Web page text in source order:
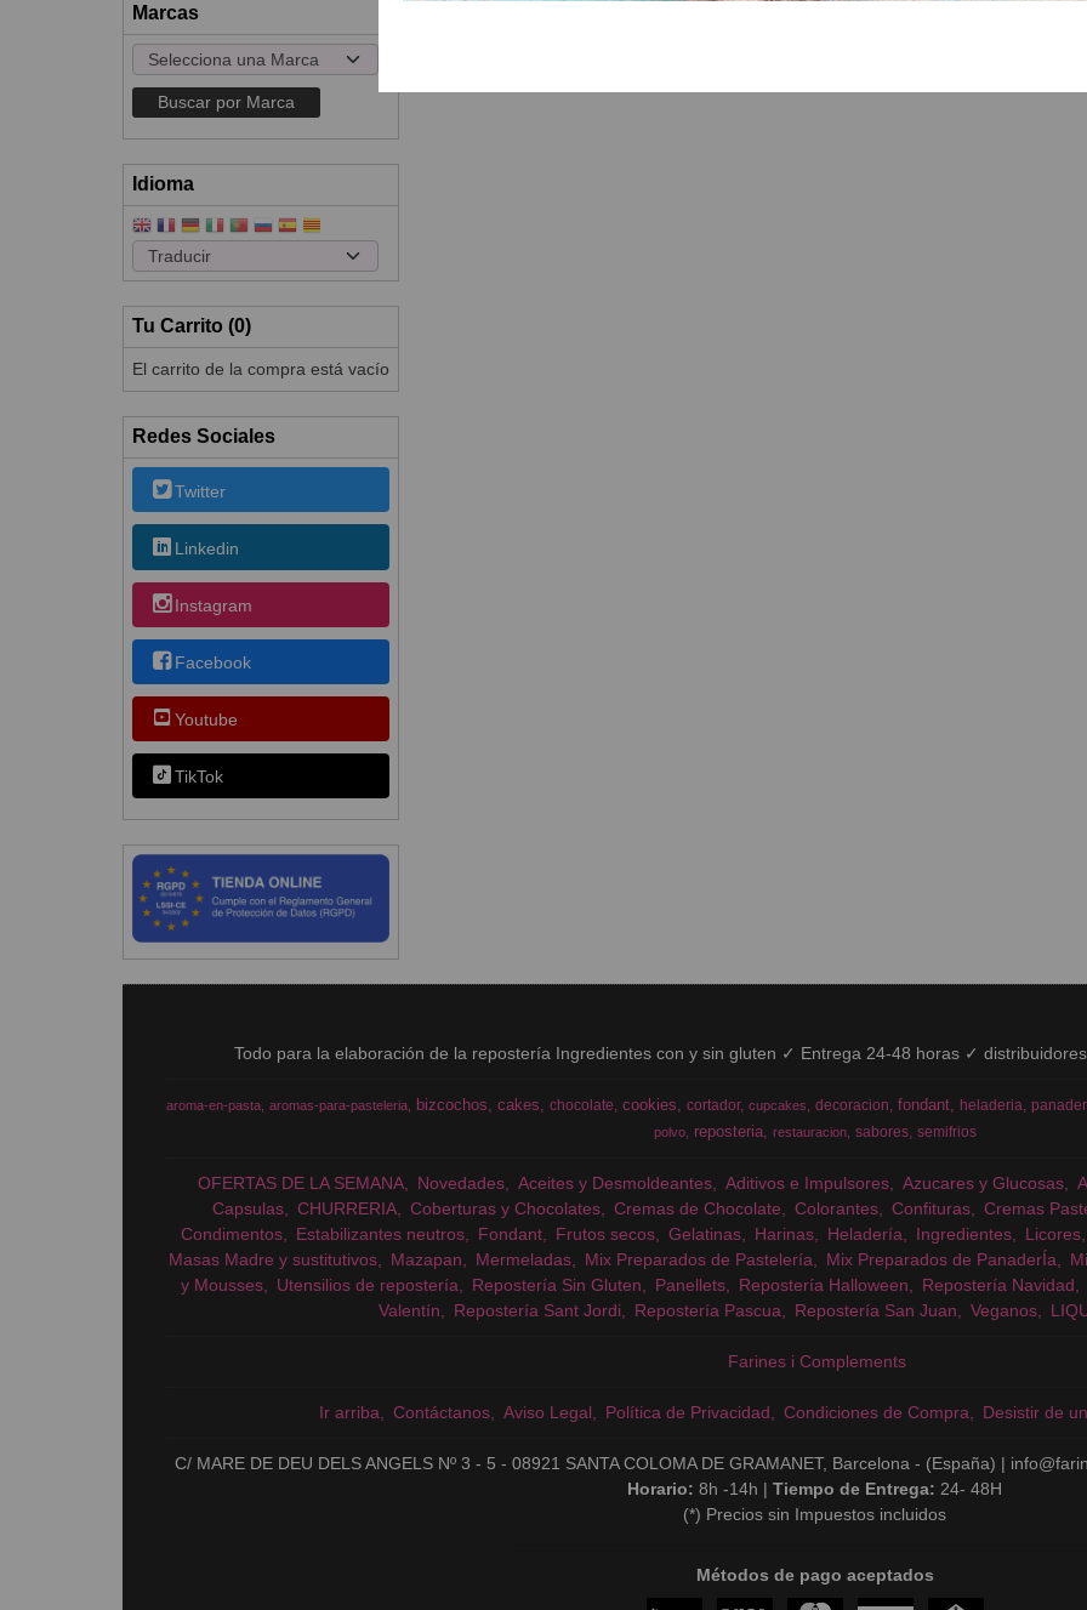
Marcas
Idioma
Tu Carrito (0)
El carrito de la compra está vacío
Redes Sociales
Twitter
Linkedin
Instagram
Facebook
Youtube
TikTok
Todo para la elaboración de la repostería Ingredientes con y sin gluten ✓ Entrega 24-48 horas ✓
aroma-en-pasta aromas-para-pasteleria bizcochos cakes chocolate cookies cortador cupcakes decoracion fondant heladeria
polvo
reposteria restauracion sabores semifrios
OFERTAS DE LA SEMANA Novedades Aceites y Desmoldeantes Aditivos e Impulsores Azucares y Glucosas
Capsulas
CHURRERIA Coberturas y Chocolates Cremas de Chocolate Colorantes Confituras Cremas
Condimentos
Estabilizantes neutros Fondant Frutos secos Gelatinas Harinas Heladería Ingredientes Licores
Masas Madre y sustitutivos
Mazapan Mermeladas Mix Preparados de Pastelería Mix Preparados de PanaderÍa
y Mousses
Utensilios de repostería Repostería Sin Gluten Panellets Repostería Halloween Repostería Navidad
Valentín
Repostería Sant Jordi Repostería Pascua Repostería San Juan Veganos
Farines i Complements
Ir arriba Contáctanos Aviso Legal Política de Privacidad Condiciones de Compra Desistir de
C/ MARE DE DEU DELS ANGELS Nº 3 - 5 - 08921 SANTA COLOMA DE GRAMANET, Barcelona - (España) |
Horario:8h -14h |Tiempo de Entrega: 24- 48H
(*) Precios sin Impuestos incluidos
Métodos de pago aceptados